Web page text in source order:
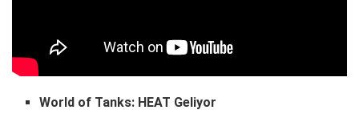
World of Tanks: HEAT Geliyor